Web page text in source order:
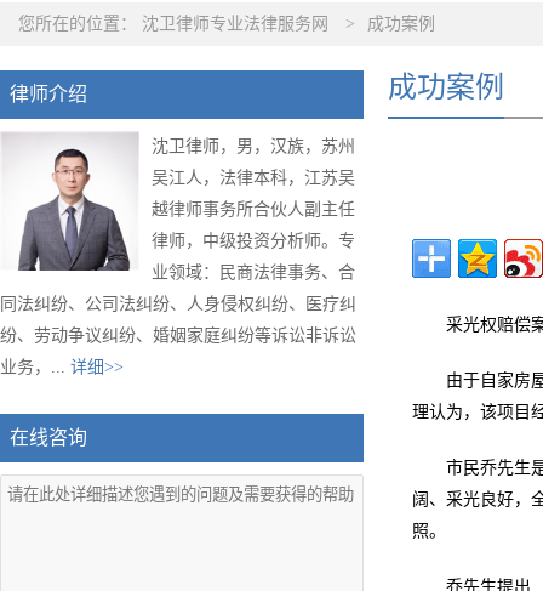
您所在的位置： 沈卫律师专业法律服务网 > 成功案例
律师介绍
沈卫律师，男，汉族，苏州
吴江人，法律本科，江苏吴
越律师事务所合伙人副主任
律师，中级投资分析师。专
业领域：民商法律事务、合
同法纠纷、公司法纠纷、人身侵权纠纷、医疗纠
纷、劳动争议纠纷、婚姻家庭纠纷等诉讼非诉讼
业务，... 详细>>
在线咨询
成功案例
采光权赔偿
由于自家房
理认为，该项目
市民乔先生
阔、采光良好，
照。
乔先生提出